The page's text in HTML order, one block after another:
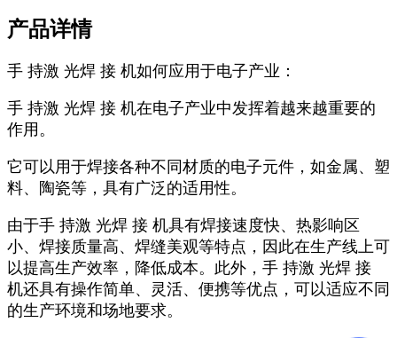
产品详情
手 持激 光焊 接 机如何应用于电子产业：
手 持激 光焊 接 机在电子产业中发挥着越来越重要的
作用。
它可以用于焊接各种不同材质的电子元件，如金属、塑
料、陶瓷等，具有广泛的适用性。
由于手 持激 光焊 接 机具有焊接速度快、热影响区
小、焊接质量高、焊缝美观等特点，因此在生产线上可
以提高生产效率，降低成本。此外，手 持激 光焊 接
机还具有操作简单、灵活、便携等优点，可以适应不同
的生产环境和场地要求。